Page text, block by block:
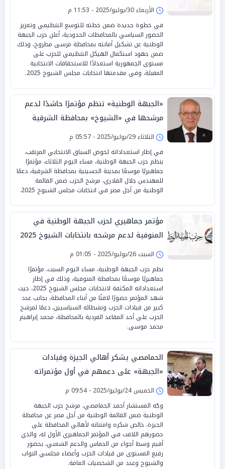
الأربعاء 30/يوليو/2025 - 11:53 م
في خطوة جديدة ضمن خطته للتوسع التنظيمي وتعزيز
الحضور السياسي بالمحافظات الحدودية، أعلن حزب الجبهة
الوطنية عن تشكيل أمانته بمحافظة مرسى مطروح، وذلك
ضمن جهود استكمال الهيكل التنظيمي للحزب على
مستوى الجمهورية استعدادًا للاستحقاقات الانتخابية
المقبلة، وفي مقدمتها انتخابات مجلس الشيوخ 2025.
«الجبهة الوطنية» تنظم مؤتمرًا حاشدًا لدعم
مرشحها في «الشيوخ» بمحافظة الشرقية
الثلاثاء 29/يوليو/2025 - 05:57 م
في إطار استعداداته لخوض السباق الانتخابي المرتقب،
ينظم حزب الجبهة الوطنية، مساء اليوم الثلاثاء، مؤتمرًا
جماهيريًا موسعًا بمدينة الحسينية بمحافظة الشرقية، دعمًا
للمهندس جلال القادري، مرشح الحزب ضمن القائمة
الوطنية من أجل مصر في انتخابات مجلس الشيوخ 2025.
مؤتمر جماهيري لحزب الجبهة الوطنية في
المنوفية لدعم مرشحه بانتخابات الشيوخ 2025
السبت 26/يوليو/2025 - 01:05 م
نظم حزب الجبهة الوطنية، مساء اليوم السبت، مؤتمرًا
جماهيريًا موسعًا بمحافظة المنوفية، وذلك في إطار
استعداداته المكثفة لانتخابات مجلس الشيوخ 2025، حيث
شهد المؤتمر حضورًا لافتًا من أبناء المحافظة، بجانب عدد
كبير من قيادات الحزب ونشطائه السياسيين، دعمًا لمرشح
الحزب على أحد المقاعد الفردية بالمحافظة، محمد إبراهيم
محمد موسى.
الحمامصي يشكر أهالي الجيزة وقيادات
«الجبهة» على دعمهم في أول مؤتمراته
الانتخابية
الخميس 24/يوليو/2025 - 09:54 م
وجّه المستشار أحمد الحمامصي، مرشح حزب الجبهة
الوطنية ضمن القائمة الوطنية من أجل مصر عن محافظة
الجيزة، خالص شكره وامتنانه لأهالي المحافظة على
حضورهم اللافت في المؤتمر الجماهيري الأول له، والذي
أقيم وسط أجواء من الحماس والدعم الشعبي، بحضور
رفيع المستوى من قيادات الحزب وأعضاء مجلسي النواب
والشيوخ وعدد من الشخصيات العامة.